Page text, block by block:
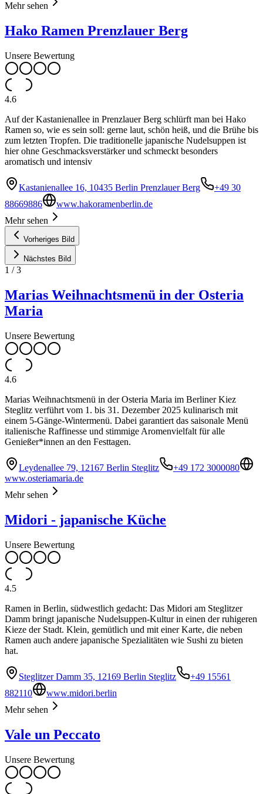
Mehr sehen
Hako Ramen Prenzlauer Berg
Unsere Bewertung
4.6
Auf der Kastanienallee in Prenzlauer Berg schlürft man bei Hako
Ramen so, wie es sein soll: gerne laut, schön heiß, und die Brühe bis
zum letzten Tropfen. Die traditionelle japanische Nudelsuppen ist
hier ohne Geschmacksverstärker und schmeckt besonders
aromatisch und intensiv
Kastanienallee 16, 10435 Berlin Prenzlauer Berg
+49 30
88669886
www.hakoramenberlin.de
Mehr sehen
Vorheriges Bild
Nächstes Bild
1 /3
Marias Weihnachtsmenü in der Osteria
Maria
Unsere Bewertung
4.6
Marias Weihnachtsmenü in der Osteria Maria im Berliner Kiez
Steglitz verführt vom 1. bis 31. Dezember 2025 kulinarisch mit
einem 5-Gänge-Wintermenü. Dabei garantiert das saisonale Menü
italienische Raffinesse und stimmige Aromenvielfalt für alle
Genießer*innen an den Festtagen.
Leydenallee 79, 12167 Berlin Steglitz
+49 172 3000080
www.osteriamaria.de
Mehr sehen
Midori - japanische Küche
Unsere Bewertung
4.5
Ramen in Berlin, südwestlich gedacht: Das Midori am Steglitzer
Damm bringt japanische Nudelsuppen-Kultur in einen der ruhigeren
Kieze der Stadt. Klein, gemütlich und mit einer Karte, die neben
Ramen auch andere japanische Spezialitäten wie Sushi zu bieten
hat.
Steglitzer Damm 35, 12169 Berlin Steglitz
+49 15561
882110
www.midori.berlin
Mehr sehen
Vale un Peccato
Unsere Bewertung